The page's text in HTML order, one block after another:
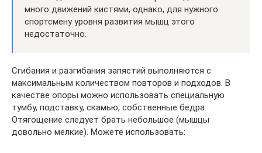
много движений кистями, однако, для нужного
спортсмену уровня развития мышц этого
недостаточно.
Сгибания и разгибания запястий выполняются с
максимальным количеством повторов и подходов. В
качестве опоры можно использовать специальную
тумбу, подставку, скамью, собственные бедра.
Отягощение следует брать небольшое (мышцы
довольно мелкие). Можете использовать: